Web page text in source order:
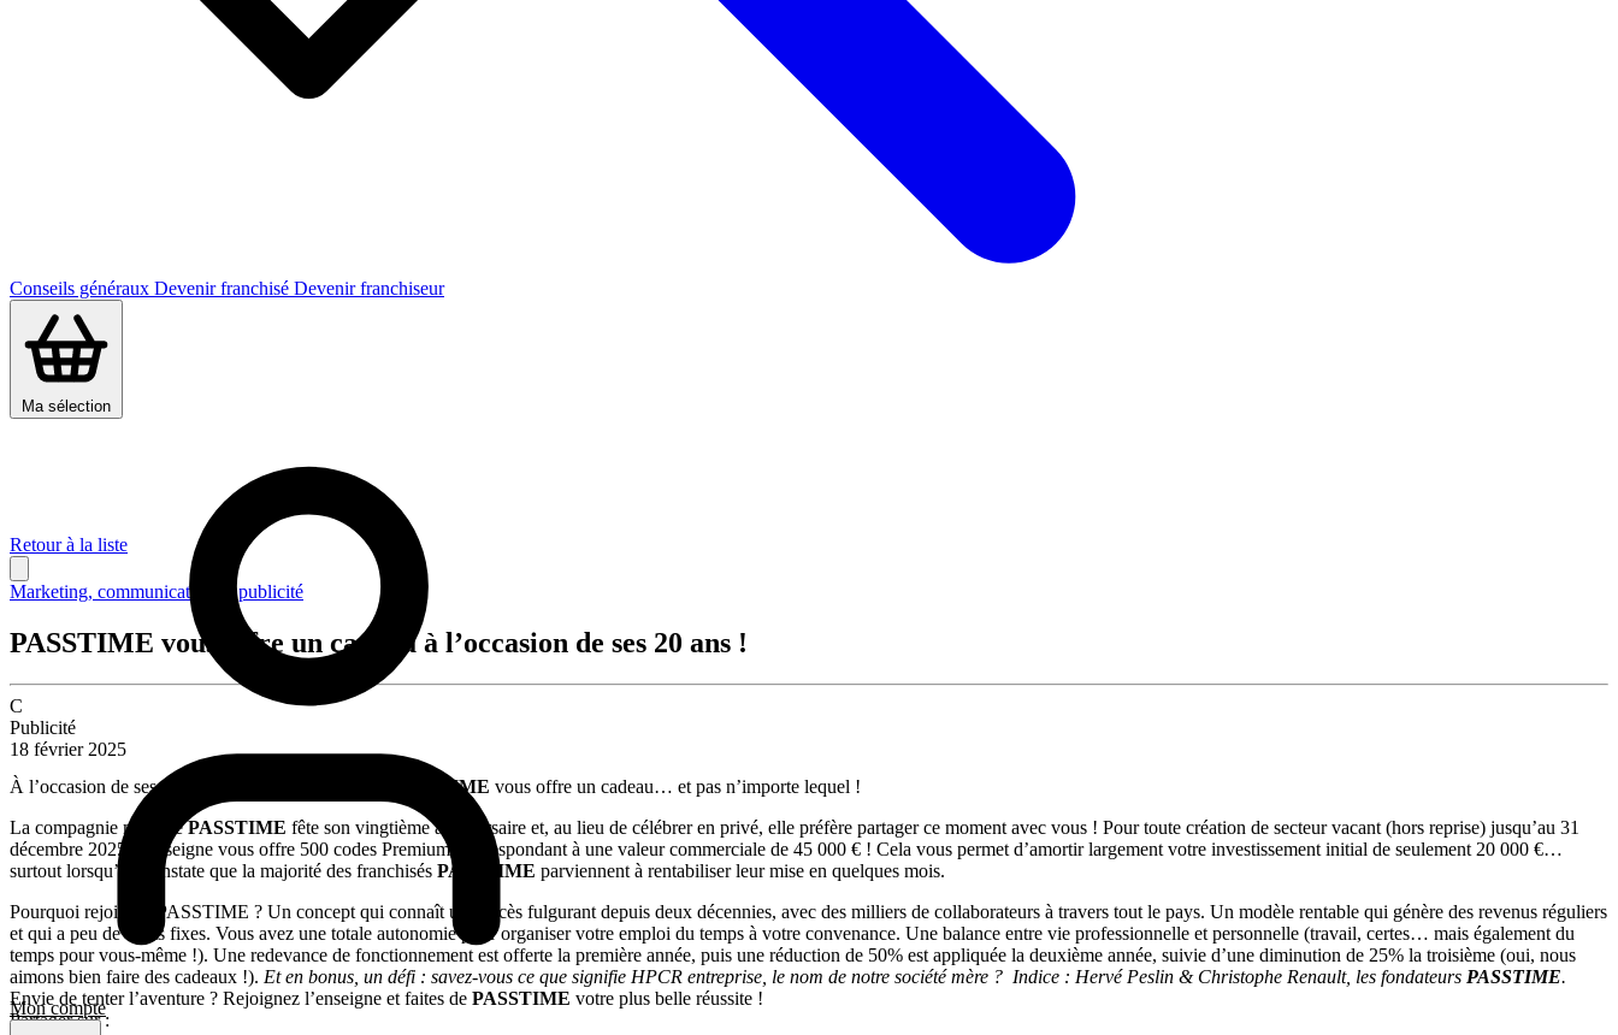
Conseils généraux Devenir franchisé Devenir franchiseur
Ma sélection
Mon compte
Retour à la liste
Marketing, communication & publicité
PASSTIME vous offre un cadeau à l’occasion de ses 20 ans !
C
Publicité
18 février 2025
À l’occasion de ses 20 ans, la société parentale de
PASSTIME vous offre un cadeau… et pas n’importe lequel !
La compagnie mère dePASSTIME fête son vingtième anniversaire et, au lieu de célébrer en privé, elle préfère partager ce moment avec vous ! Pour toute création de secteur vacant (hors reprise) jusqu’au 31
décembre 2025, l’enseigne vous offre 500 codes Premium, correspondant à une valeur commerciale de 45 000 € ! Cela vous permet d’amortir largement votre investissement initial de seulement 20 000 €…
surtout lorsqu’on constate que la majorité des franchisés PASSTIME parviennent à rentabiliser leur mise en quelques mois.
Pourquoi rejoindre PASSTIME ? Un concept qui connaît un succès fulgurant depuis deux décennies, avec des milliers de collaborateurs à travers tout le pays. Un modèle rentable qui génère des revenus réguliers
et qui a peu de coûts fixes. Vous avez une totale autonomie pour organiser votre emploi du temps à votre convenance. Une balance entre vie professionnelle et personnelle (travail, certes… mais également du
temps pour vous-même !). Une redevance de fonctionnement est offerte la première année, puis une réduction de 50% est appliquée la deuxième année, suivie d’une diminution de 25% la troisième (oui, nous
aimons bien faire des cadeaux !). Et en bonus, un défi : savez-vous ce que signifie HPCR entreprise, le nom de notre société mère ? Indice : Hervé Peslin & Christophe Renault, les fondateurs PASSTIME.
Envie de tenter l’aventure ? Rejoignez l’enseigne et faites de PASSTIME votre plus belle réussite !
Partager sur :